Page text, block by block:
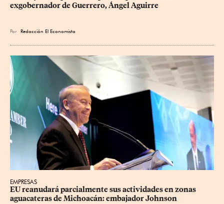
exgobernador de Guerrero, Ángel Aguirre
Por Redacción El Economista
EMPRESAS
EU reanudará parcialmente sus actividades en zonas
aguacateras de Michoacán: embajador Johnson